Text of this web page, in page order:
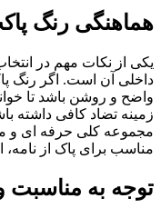
هماهنگی رنگ
یکی از نکات مهم در
داخلی آن است. اگر رنگ
واضح و روشن باشد تا
زمینه تضاد کافی داشته
مجموعه کلی حرفه ای و
مناسب برای پاک از
توجه به